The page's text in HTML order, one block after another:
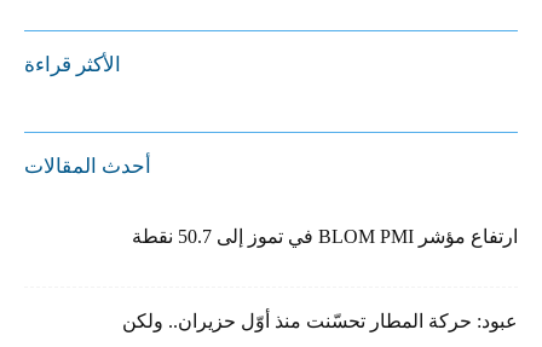
الأكثر قراءة
أحدث المقالات
ارتفاع مؤشر BLOM PMI في تموز إلى 50.7 نقطة
عبود: حركة المطار تحسّنت منذ أوّل حزيران.. ولكن